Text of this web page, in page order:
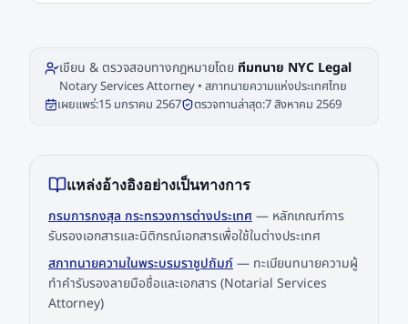
เขียน & ตรวจสอบทางกฎหมายโดย ทีมทนาย NYC Legal
Notary Services Attorney • สภาทนายความแห่งประเทศไทย
เผยแพร่:15 มกราคม 2567 ตรวจทานล่าสุด:7 สิงหาคม 2569
แหล่งอ้างอิงอย่างเป็นทางการ
กรมการกงสุล กระทรวงการต่างประเทศ — หลักเกณฑ์การ
รับรองเอกสารและนิติกรณ์เอกสารเพื่อใช้ในต่างประเทศ
สภาทนายความในพระบรมราชูปถัมภ์— ทะเบียนทนายความผู้
ทำคำรับรองลายมือชื่อและเอกสาร (Notarial Services
Attorney)